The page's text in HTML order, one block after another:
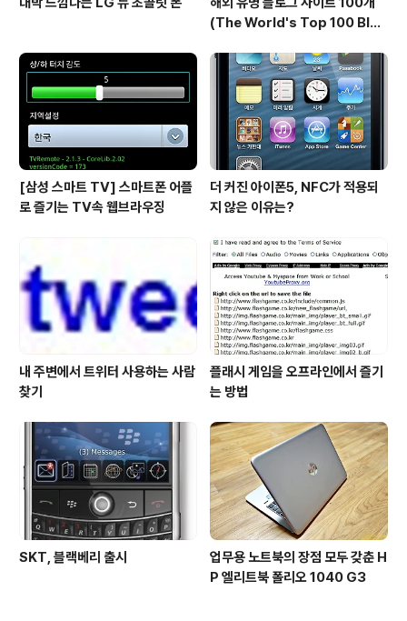
(The World's Top 100 Blog
[삼성 스마트 TV] 스마트폰 어플
로 즐기는 TV속 웹브라우징
더 커진 아이폰5, NFC가 적용되
지 않은 이유는?
내 주변에서 트위터 사용하는 사람
찾기
플래시 게임을 오프라인에서 즐기
는 방법
SKT, 블랙베리 출시
업무용 노트북의 장점 모두 갖춘 H
P 엘리트북 폴리오 1040 G3